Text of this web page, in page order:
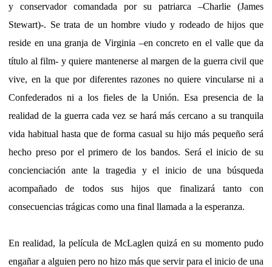
y conservador comandada por su patriarca –Charlie (James
Stewart)-. Se trata de un hombre viudo y rodeado de hijos que
reside en una granja de Virginia –en concreto en el valle que da
título al film- y quiere mantenerse al margen de la guerra civil que
vive, en la que por diferentes razones no quiere vincularse ni a
Confederados ni a los fieles de la Unión. Esa presencia de la
realidad de la guerra cada vez se hará más cercano a su tranquila
vida habitual hasta que de forma casual su hijo más pequeño será
hecho preso por el primero de los bandos. Será el inicio de su
concienciación ante la tragedia y el inicio de una búsqueda
acompañado de todos sus hijos que finalizará tanto con
consecuencias trágicas como una final llamada a la esperanza.
En realidad, la película de McLaglen quizá en su momento pudo
engañar a alguien pero no hizo más que servir para el inicio de una